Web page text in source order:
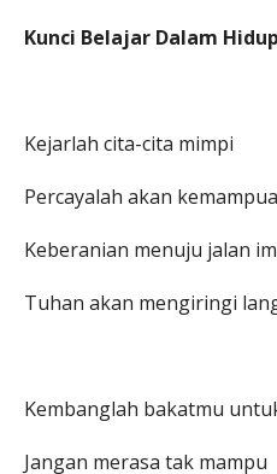
Kunci Belajar Dalam Hidup
Kejarlah cita-cita mimpi
Percayalah akan
Keberanian menuju jalan
Tuhan akan mengiringi
Kembanglah bakatmu
Jangan merasa tak mampu